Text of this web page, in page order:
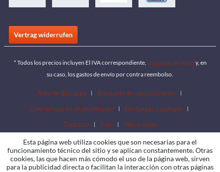
Vertrag widerrufen
* Todos los precios incluyen El IVA correspondiente, los gastos de envío y, en
su caso, los gastos de envío por contra reembolso.
Área de descarga
Búsqueda de concesionarios
Conviértete en un distribuidor
Descargar catálogos
Contacto
Jobs Ubicaciones
Esta página web utiliza cookies que son necesarias para el
funcionamiento técnico del sitio y se aplican constantemente. Otras
cookies, las que hacen más cómodo el uso de la página web, sirven
para la publicidad directa o facilitan la interacción con otras páginas